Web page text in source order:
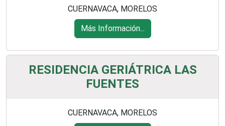
CUERNAVACA, MORELOS
Más Información...
RESIDENCIA GERIÁTRICA LAS
FUENTES
CUERNAVACA, MORELOS